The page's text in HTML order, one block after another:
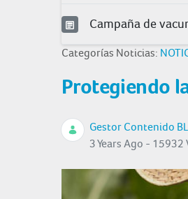
Campaña de
Categorías Noticias:
Protegiendo
Gestor Contenido
3 Years Ago - 15932